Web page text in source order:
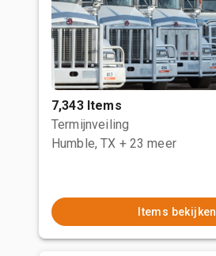
7,343 Items
Termijnveiling
Humble, TX + 23 meer
Items bekijken